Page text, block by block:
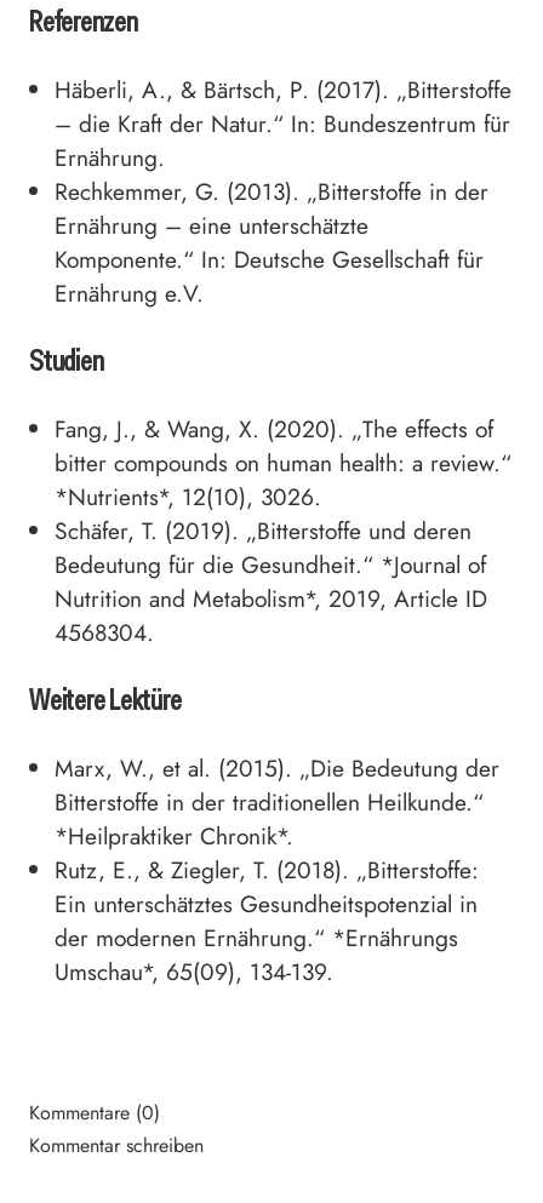
Referenzen
Häberli, A., & Bärtsch, P. (2017). „Bitterstoffe
– die Kraft der Natur.“ In: Bundeszentrum für
Ernährung.
Rechkemmer, G. (2013). „Bitterstoffe in der
Ernährung – eine unterschätzte
Komponente.“ In: Deutsche Gesellschaft für
Ernährung e.V.
Studien
Fang, J., & Wang, X. (2020). „The effects of
bitter compounds on human health: a review.“
*Nutrients*, 12(10), 3026.
Schäfer, T. (2019). „Bitterstoffe und deren
Bedeutung für die Gesundheit.“ *Journal of
Nutrition and Metabolism*, 2019, Article ID
4568304.
Weitere Lektüre
Marx, W., et al. (2015). „Die Bedeutung der
Bitterstoffe in der traditionellen Heilkunde.“
*Heilpraktiker Chronik*.
Rutz, E., & Ziegler, T. (2018). „Bitterstoffe:
Ein unterschätztes Gesundheitspotenzial in
der modernen Ernährung.“ *Ernährungs
Umschau*, 65(09), 134-139.
Kommentare (0)
Kommentar schreiben